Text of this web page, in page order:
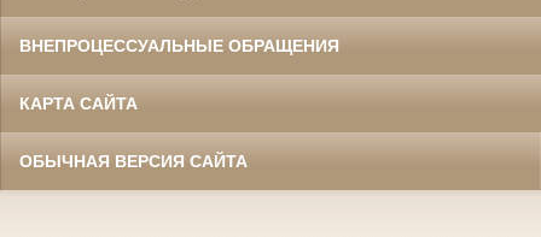
ВНЕПРОЦЕССУАЛЬНЫЕ ОБРАЩЕНИЯ
КАРТА САЙТА
ОБЫЧНАЯ ВЕРСИЯ САЙТА